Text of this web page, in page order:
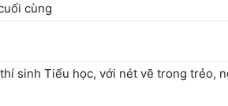
cùng
sinh Tiểu học, với nét vẽ trong trẻo,